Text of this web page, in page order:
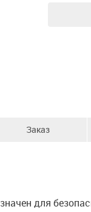
Заказ
для